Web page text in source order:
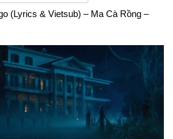
(Lyrics & Vietsub) – Ma Cà Rồng –